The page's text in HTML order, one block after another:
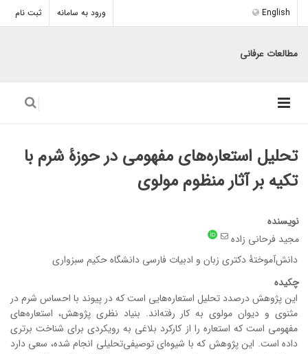
ورود به سامانه ثبت نام English
مطالعات عرفانی
تحلیل استعاره‌های مفهومی در حوزۀ شرم با
تکیه بر آثار منظوم مولوی
نویسنده
مجید فرحانی زاده
دانش‌آموختۀ دکتری زبان و ادبیات فارسی دانشگاه حکیم سبزواری
چکیده
این پژوهش درصدد تحلیل استعاره‌هایی است که در پیوند با احساس شرم در
مثنوی و دیوان مولوی به ‌کار رفته‌اند. بنیاد نظری پژوهش، استعاره‌های
مفهومی است که استعاره را از کارکرد بلاغی به رویکردی برای شناخت برتری
داده‌ است. این پژوهش که با شیوه‌ای توصیفی‌تحلیلی انجام شده، سعی دارد